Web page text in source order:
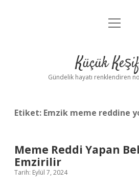
Anasayfa
Yasal Uyarı
menüyü
Küçük
Gündelik hayatı renklendiren
Etiket: Emzik meme reddine
Meme Reddi Yapan
Emzirilir
Tarih: Eylül 7, 2024